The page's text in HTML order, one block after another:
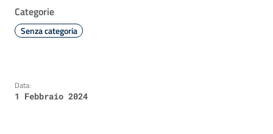
Categorie
Senza categoria
Data:
1 Febbraio 2024